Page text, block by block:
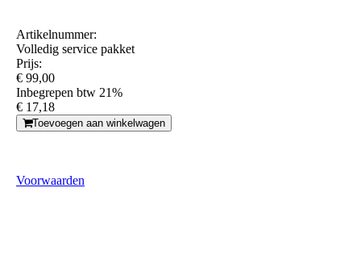
Artikelnummer:
Volledig service pakket
Prijs:
€ 99,00
Inbegrepen btw 21%
€ 17,18
Toevoegen aan winkelwagen
Voorwaarden